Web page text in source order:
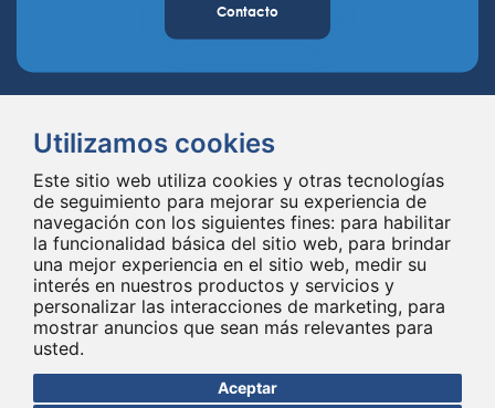
Utilizamos cookies
Este sitio web utiliza cookies y otras tecnologías
de seguimiento para mejorar su experiencia de
navegación con los siguientes fines: para habilitar
la funcionalidad básica del sitio web, para brindar
una mejor experiencia en el sitio web, medir su
interés en nuestros productos y servicios y
personalizar las interacciones de marketing, para
mostrar anuncios que sean más relevantes para
usted.
Aceptar
Contacto
Spineway diseña y suministra innovadores implantes e instrumentales
para la columna vertebral, mejorando la cirugía de la columna vertebral
en todo el mundo desde hace 20 años.